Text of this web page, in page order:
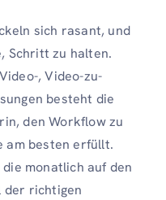
sich rasant, und
Schritt zu halten.
, Video-zu-
besteht die
den Workflow zu
am besten erfüllt.
monatlich auf den
der richtigen